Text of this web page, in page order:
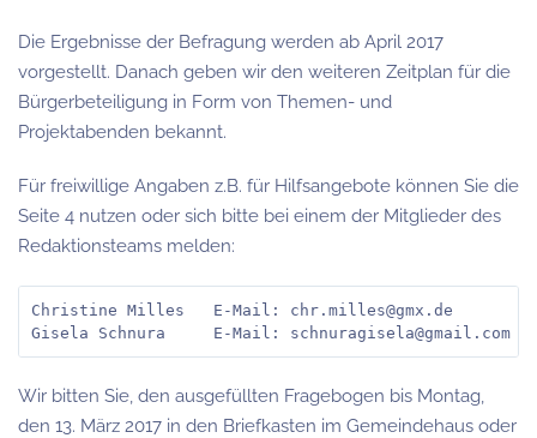
Die Ergebnisse der Befragung werden ab April 2017
vorgestellt. Danach geben wir den weiteren Zeitplan für die
Bürgerbeteiligung in Form von Themen- und
Projektabenden bekannt.
Für freiwillige Angaben z.B. für Hilfsangebote können Sie die
Seite 4 nutzen oder sich bitte bei einem der Mitglieder des
Redaktionsteams melden:
Christine Milles   E-Mail: chr.milles@gmx.de
Wir bitten Sie, den ausgefüllten Fragebogen bis Montag,
den 13. März 2017 in den Briefkasten im Gemeindehaus oder